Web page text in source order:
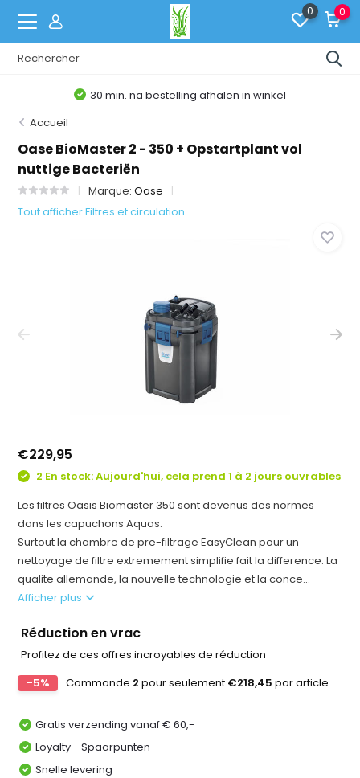
0 0
30 min. na bestelling afhalen in winkel
Accueil
Oase BioMaster 2 - 350 + Opstartplant vol
nuttige Bacteriën
Marque:Oase
Tout afficher Filtres et circulation
€229,95
2 En stock: Aujourd'hui, cela prend 1 à 2 jours ouvrables
Les filtres Oasis Biomaster 350 sont devenus des normes
dans les capuchons Aquas.
Surtout la chambre de pre-filtrage EasyClean pour un
nettoyage de filtre extremement simplifie fait la difference. La
qualite allemande, la nouvelle technologie et la conce...
Afficher plus
Réduction en vrac
Profitez de ces offres incroyables de réduction
-5%
Commande 2 pour seulement €218,45 par article
Gratis verzending vanaf € 60,-
Loyalty - Spaarpunten
Snelle levering